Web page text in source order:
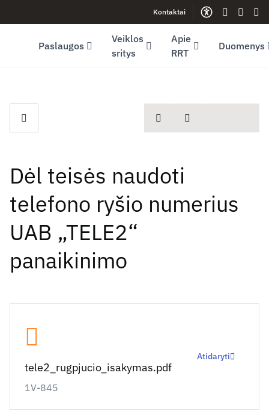
Youtube (opens in new window)Kontaktai
Gestų
Paslaugos
Veiklos
sritys
Apie
RRT
Duomenys
spausdintiDalintis
Dėl teisės naudoti
telefono ryšio numerius
UAB „TELE2“
panaikinimo
tele2_rugpjucio_isakymas.pdf
1V-845
Atidaryti